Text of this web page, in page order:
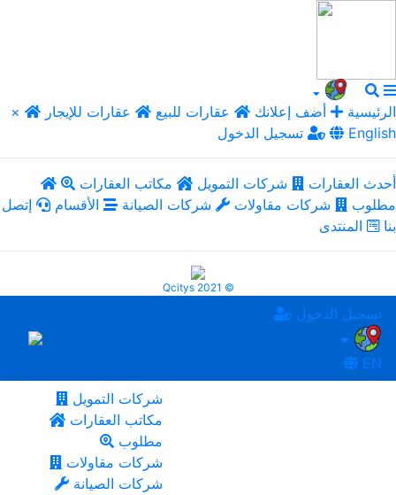
× الرئيسية أضف إعلانك عقارات للبيع
عقارات للإيجار
تسجيل الدخول
English
أحدث العقارات شركات التمويل
مكاتب العقارات
مطلوب
شركات مقاولات شركات الصيانة الأقسام
إتصل
بنا
المنتدى
Qcitys 2021 ©
تسجيل الدخول
EN
شركات التمويل
مكاتب العقارات
مطلوب
شركات مقاولات
شركات الصيانة